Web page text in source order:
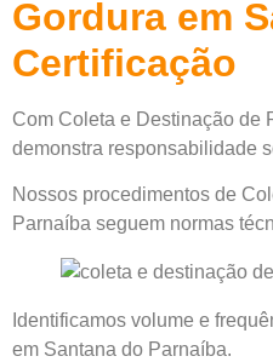
Gordura em
Certificação
Com Coleta e Destinação de
demonstra responsabilidade
Nossos procedimentos de
Parnaíba seguem normas
Identificamos volume e
em Santana do Parnaíba.